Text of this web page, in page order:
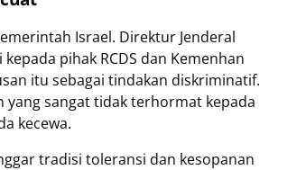
Israel. Direktur Jenderal
pihak RCDS dan Kemenhan
itu sebagai tindakan diskriminatif.
yang sangat tidak terhormat kepada
kecewa.
tradisi toleransi dan kesopanan